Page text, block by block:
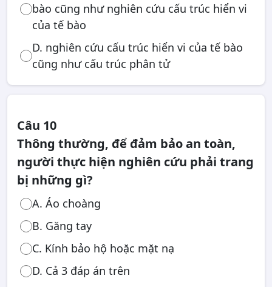
bào cũng như nghiên cứu cấu trúc hiển vi
của tế bào
D. nghiên cứu cấu trúc hiển vi của tế bào
cũng như cấu trúc phân tử
Câu 10
Thông thường, để đảm bảo an toàn,
người thực hiện nghiên cứu phải trang
bị những gì?
A. Áo choàng
B. Găng tay
C. Kính bảo hộ hoặc mặt nạ
D. Cả 3 đáp án trên